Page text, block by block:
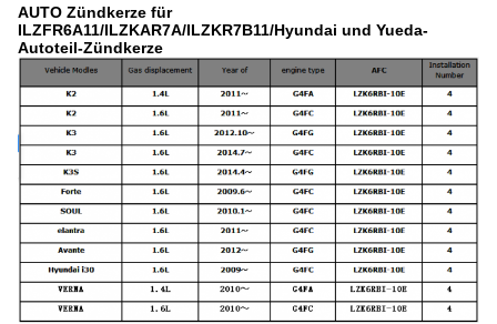
AUTO Zündkerze für
ILZFR6A11/ILZKAR7A/ILZKR7B11/Hyundai und Yueda-
Autoteil-Zündkerze